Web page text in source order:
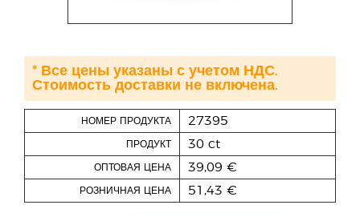
НОМЕР ПРОДУКТА 27395
ПРОДУКТ 30 ct
ОПТОВАЯ ЦЕНА 39,09 €
РОЗНИЧНАЯ ЦЕНА 51,43 €
* Все цены указаны с учетом НДС.
Стоимость доставки не включена.